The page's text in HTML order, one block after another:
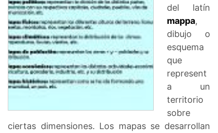
del latín
mappa,
dibujo o
esquema
que
represent
a un
territorio
sobre
ciertas dimensiones. Los mapas se desarrollan